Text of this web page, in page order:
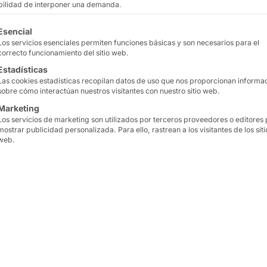
la región EMEA
experiencia como OEM(Original Equipment
: PC industriales, servidores industriales,
que nos
un
de interponer una demanda.
se enumeran los grupos de servicios para los
servicios esenciales permiten funciones básicas y son necesarios para el
funcionamiento del sitio web.
cookies estadísticas recopilan datos de uso que nos proporcionan
cómo interactúan nuestros visitantes con nuestro sitio web.
servicios de marketing son utilizados por terceros proveedores o editores
publicidad personalizada. Para ello, rastrean a los visitantes de los